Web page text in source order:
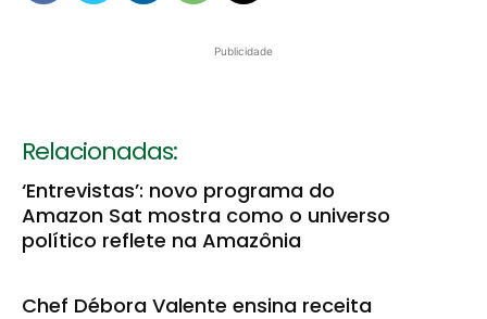
Publicidade
Relacionadas:
‘Entrevistas’: novo programa do
Amazon Sat mostra como o universo
político reflete na Amazônia
Chef Débora Valente ensina receita